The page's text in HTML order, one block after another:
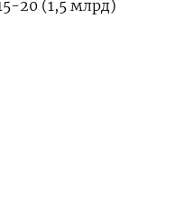
20 (1,5 млрд)